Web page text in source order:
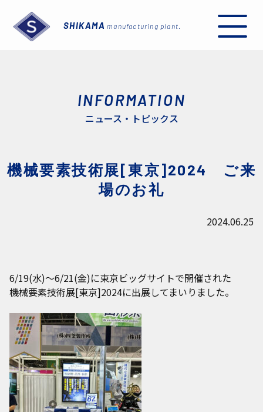
SHIKAMA manufacturing plant.
INFORMATION
ニュース・トピックス
機械要素技術展[東京]2024 ご来
場のお礼
2024.06.25
6/19(水)～6/21(金)に東京ビッグサイトで開催された
機械要素技術展[東京]2024に出展してまいりました。